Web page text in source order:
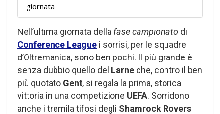
giornata
Nell’ultima giornata della fase campionato di
Conference League i sorrisi, per le squadre
d’Oltremanica, sono ben pochi. Il più grande è
senza dubbio quello del Larne che, contro il ben
più quotato Gent, si regala la prima, storica
vittoria in una competizione UEFA. Sorridono
anche i tremila tifosi degli Shamrock Rovers